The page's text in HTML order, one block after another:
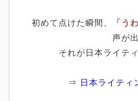
初めて点けた瞬間、 「う
声が出
それが日本ライテ
⇒ 日本ライティ